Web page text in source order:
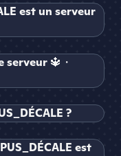
est un serveur
serveur 🔱・
?
est